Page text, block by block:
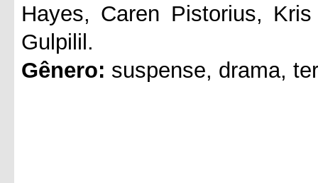
Hayes, Caren Pistorius,
Gulpilil.
Gênero: suspense, drama,